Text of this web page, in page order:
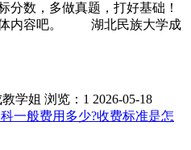
分数，多做真题，打好基础！
体内容吧。 湖北民族大学成
学姐 浏览：1 2026-05-18
一般费用多少?收费标准是怎